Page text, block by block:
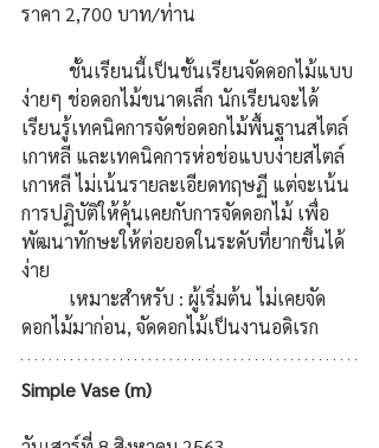
ง่ายๆ ช่อดอกไม้ขนาดเล็ก นักเรียนจะได้
เรียนรู้เทคนิคการจัดช่อดอกไม้พื้นฐานสไตล์
เกาหลี และเทคนิคการห่อช่อแบบง่ายสไตล์
เกาหลี ไม่เน้นรายละเอียดทฤษฏี แต่จะเน้น
การปฏิบัติให้คุ้นเคยกับการจัดดอกไม้ เพื่อ
พัฒนาทักษะให้ต่อยอดในระดับที่ยากขึ้นได้
ง่าย
เหมาะสำหรับ : ผู้เริ่มต้น ไม่เคยจัด
ดอกไม้มาก่อน, จัดดอกไม้เป็นงานอดิเรก
Simple Vase (m)